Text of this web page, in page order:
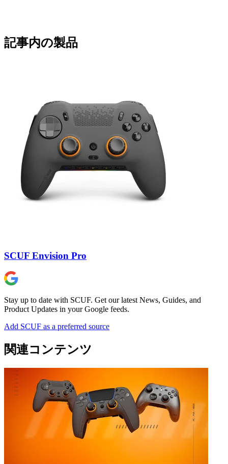
記事内の製品
SCUF Envision Pro
Stay up to date with SCUF. Get our latest News, Guides, and
Product Updates in your Google feeds.
Add SCUF as a preferred source
関連コンテンツ